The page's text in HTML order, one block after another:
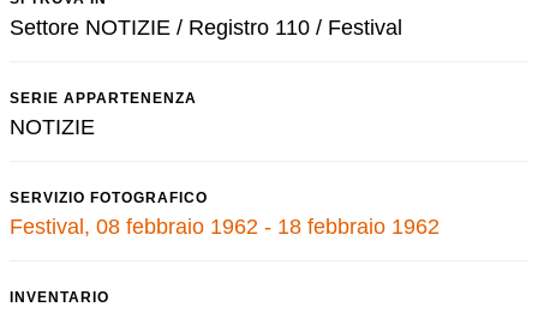
Settore NOTIZIE / Registro 110 / Festival
SERIE APPARTENENZA
NOTIZIE
SERVIZIO FOTOGRAFICO
Festival, 08 febbraio 1962 - 18 febbraio 1962
INVENTARIO